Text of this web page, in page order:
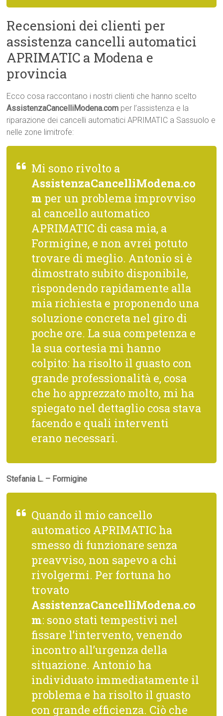
Recensioni dei clienti per
assistenza cancelli automatici
APRIMATIC a Modena e
provincia
Ecco cosa raccontano i nostri clienti che hanno scelto
AssistenzaCancelliModena.com per l’assistenza e la
riparazione dei cancelli automatici APRIMATIC a Sassuolo e
nelle zone limitrofe:
Mi sono rivolto a
AssistenzaCancelliModena.co
m per un problema improvviso
al cancello automatico
APRIMATIC di casa mia, a
Formigine, e non avrei potuto
trovare di meglio. Antonio si è
dimostrato subito disponibile,
rispondendo rapidamente alla
mia richiesta e proponendo una
soluzione concreta nel giro di
poche ore. La sua competenza e
la sua cortesia mi hanno
colpito: ha risolto il guasto con
grande professionalità e, cosa
che ho apprezzato molto, mi ha
spiegato nel dettaglio cosa stava
facendo e quali interventi
erano necessari.
Stefania L. – Formigine
Quando il mio cancello
automatico APRIMATIC ha
smesso di funzionare senza
preavviso, non sapevo a chi
rivolgermi. Per fortuna ho
trovato
AssistenzaCancelliModena.co
m: sono stati tempestivi nel
fissare l’intervento, venendo
incontro all’urgenza della
situazione. Antonio ha
individuato immediatamente il
problema e ha risolto il guasto
con grande efficienza. Ciò che